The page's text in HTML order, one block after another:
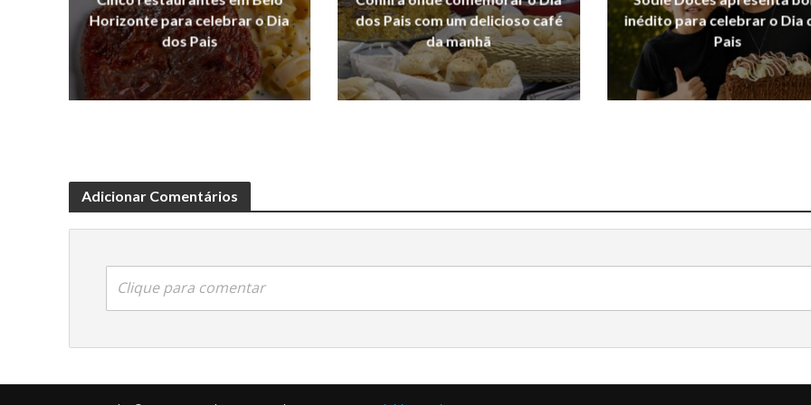
Horizonte para celebrar o Dia
dos Pais
dos Pais com um delicioso café
da manhã
inédito para celebrar o Dia
Pais
Adicionar Comentários
Clique para comentar